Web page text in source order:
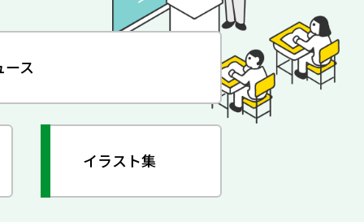
ース
イラスト集